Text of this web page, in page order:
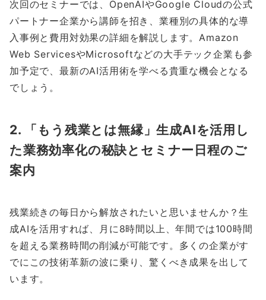
次回のセミナーでは、OpenAIやGoogle Cloudの公式
パートナー企業から講師を招き、業種別の具体的な導
入事例と費用対効果の詳細を解説します。Amazon
Web ServicesやMicrosoftなどの大手テック企業も参
加予定で、最新のAI活用術を学べる貴重な機会となる
でしょう。
2. 「もう残業とは無縁」生成AIを活用し
た業務効率化の秘訣とセミナー日程のご
案内
残業続きの毎日から解放されたいと思いませんか？生
成AIを活用すれば、月に8時間以上、年間では100時間
を超える業務時間の削減が可能です。多くの企業がす
でにこの技術革新の波に乗り、驚くべき成果を出して
います。